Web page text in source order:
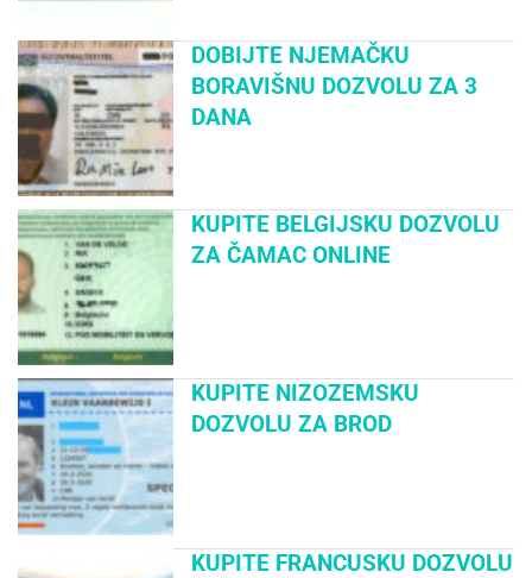
DOBIJTE NJEMAČKU
BORAVIŠNU DOZVOLU ZA 3
DANA
KUPITE BELGIJSKU DOZVOLU
ZA ČAMAC ONLINE
KUPITE NIZOZEMSKU
DOZVOLU ZA BROD
KUPITE FRANCUSKU DOZVOLU